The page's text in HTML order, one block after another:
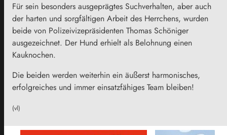
Für sein besonders ausgeprägtes Suchverhalten, aber auch
der harten und sorgfältigen Arbeit des Herrchens, wurden
beide von Polizeivizepräsidenten Thomas Schöniger
ausgezeichnet. Der Hund erhielt als Belohnung einen
Kauknochen.
Die beiden werden weiterhin ein äußerst harmonisches,
erfolgreiches und immer einsatzfähiges Team bleiben!
(vl)